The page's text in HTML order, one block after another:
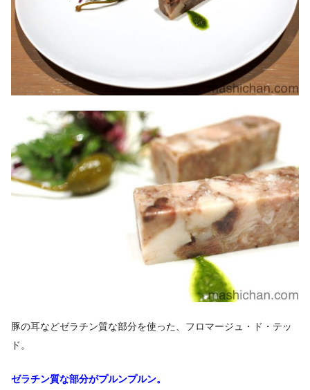
豚の耳などゼラチン質な部分を使った、フロマージュ・ド・テッ
ド。
ゼラチン質な部分がプルンプルン。